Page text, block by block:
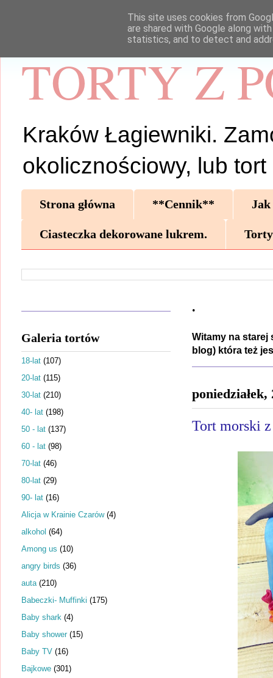
TORTY Z
Kraków Łagiewniki.
okolicznościowy, lub tort
Strona główna **Cennik** Jak
Ciasteczka dekorowane lukrem.
.
Witamy na starej
blog) która też
Tort morski
Galeria tortów
18-lat (107)
20-lat (115)
30-lat (210)
40- lat (198)
50 - lat (137)
60 - lat (98)
70-lat (46)
80-lat (29)
90- lat (16)
Alicja w Krainie Czarów (4)
alkohol (64)
Among us (10)
angry birds (36)
auta (210)
Babeczki- Muffinki (175)
Baby shark (4)
Baby shower (15)
Baby TV (16)
Bajkowe (301)
This site uses cookies from
are shared with Google along
statistics, and to detect and